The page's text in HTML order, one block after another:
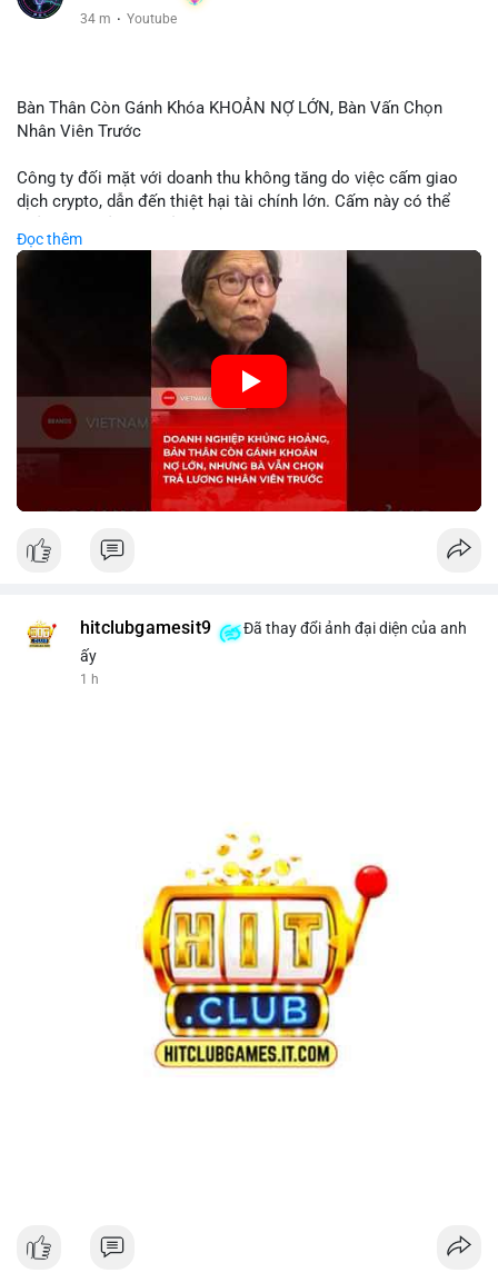
34 m · Youtube
Bàn Thân Còn Gánh Khóa KHOẢN NỢ LỚN, Bàn Vấn Chọn
Nhân Viên Trước
Công ty đối mặt với doanh thu không tăng do việc cấm giao
dịch crypto, dẫn đến thiệt hại tài chính lớn. Cấm này có thể
biến động giá digital asset. Bàn vấn chuyển hướng tập trung
vào nhân lực, cho thấy chiến lược giảm chi phí hoặc điều chỉnh
mô hình kinh doanh. Điều này có thể ảnh hưởng đến thị trường
crypto và các doanh nghiệp liên quan trong tương lai.
🎥 Xem video trực tiếp tại:
Nguồn: KIEN THUC KINH TE
Đọc thêm
hitclubgamesit9
Đã thay đổi ảnh đại diện của anh
ấy
1 h